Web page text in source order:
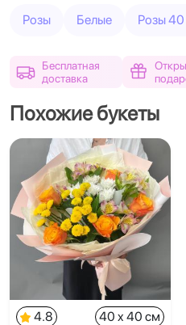
Розы Белые Розы
Бесплатная
доставка
Похожие букеты
4.8
40 x 40 см